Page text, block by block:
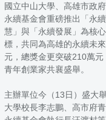
國立中山大學、高雄市政
永續基金會重磅推出「永
慧」與「永續發展」為核
標，共同為高雄的永續未
元，總獎金更突破210萬
青年創業家共襄盛舉。
主辦單位今（13日）盛大
大學校長李志鵬、高市府